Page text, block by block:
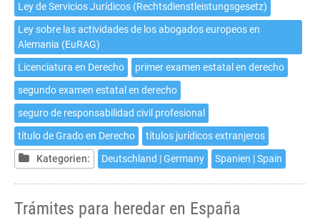
Ley de Servicios Jurídicos (Rechtsdienstleistungsgesetz)
Ley sobre las actividades de los abogados europeos en
Alemania (EuRAG)
Licenciatura en Derecho
primer examen estatal en derecho
segundo examen estatal en derecho
seguro de responsabilidad civil profesional
título de Grado en Derecho
títulos jurídicos extranjeros
Kategorien:
Deutschland | Germany Spanien | Spain
Trámites para heredar en España